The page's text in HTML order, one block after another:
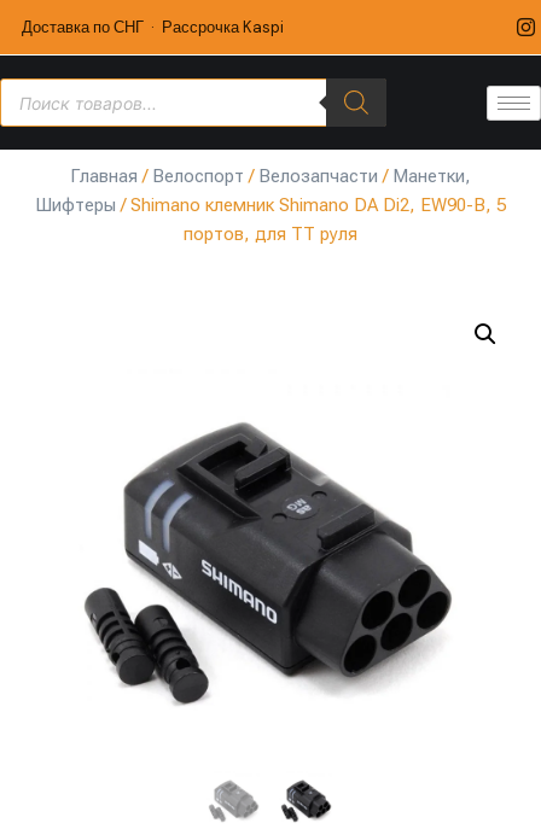
Доставка по СНГ · Рассрочка Kaspi
Главная / Велоспорт / Велозапчасти / Манетки,
Шифтеры / Shimano клемник Shimano DA Di2, EW90-B, 5
портов, для TT руля